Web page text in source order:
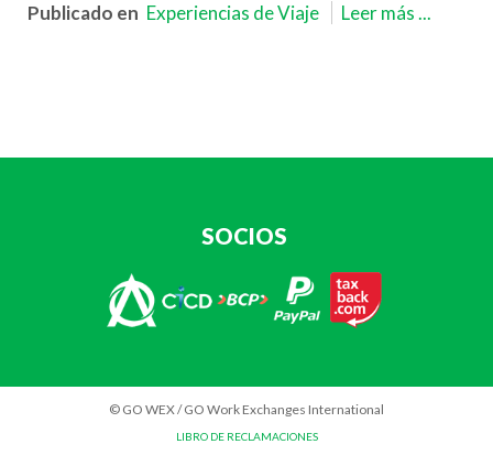
Publicado en Experiencias de Viaje Leer más ...
SOCIOS
© GO WEX / GO Work Exchanges International
LIBRO DE RECLAMACIONES